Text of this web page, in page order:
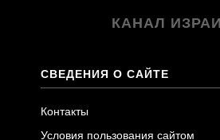
КАНАЛ
СВЕДЕНИЯ О САЙТЕ
Контакты
Условия пользования сайтом